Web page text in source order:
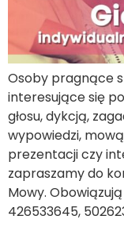
Osoby pragnące
interesujące się
głosu, dykcją,
wypowiedzi,
prezentacji czy
zapraszamy do
Mowy.
426533645,